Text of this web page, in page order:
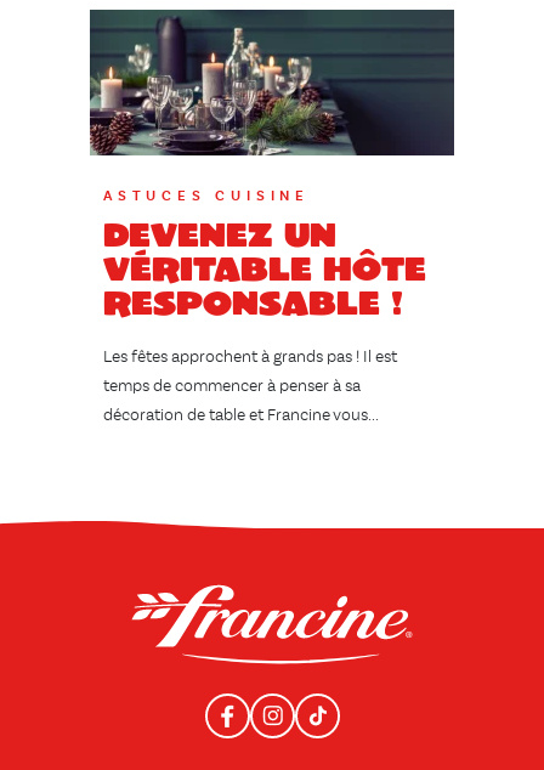
ASTUCES CUISINE
Devenez un
véritable hôte
responsable !
Les fêtes approchent à grands pas ! Il est
temps de commencer à penser à sa
décoration de table et Francine vous...